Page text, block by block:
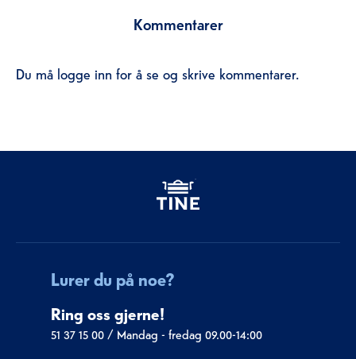
Kommentarer
Du må logge inn for å se og skrive kommentarer.
Lurer du på noe?
Ring oss gjerne!
51 37 15 00/ Mandag - fredag 09.00-14:00